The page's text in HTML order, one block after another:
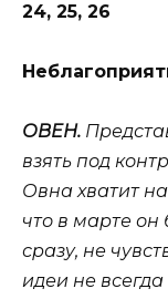
24, 25, 26
ОВЕН.
взять под
Овна хватит
что в марте он
сразу, не
идеи не